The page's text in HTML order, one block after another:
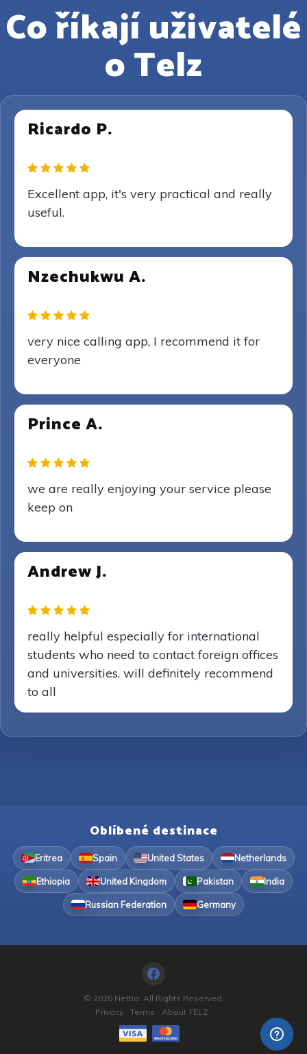
Co říkají uživatelé
o Telz
Ricardo P.
Excellent app, it's very practical and really
useful.
Nzechukwu A.
very nice calling app, I recommend it for
everyone
Prince A.
we are really enjoying your service please
keep on
Andrew J.
really helpful especially for international
students who need to contact foreign offices
and universities. will definitely recommend
to all
Oblíbené destinace
Eritrea Spain United States Netherlands
Ethiopia United Kingdom Pakistan India
Russian Federation Germany
© 2026 Nettia. All Rights Reserved.
Privacy
Terms About TELZ